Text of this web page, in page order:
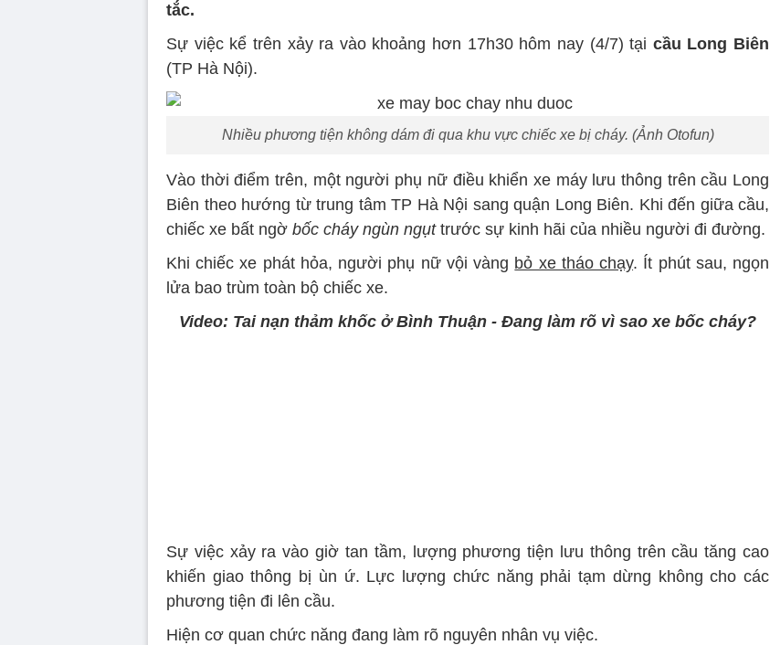
tắc.
Sự việc kể trên xảy ra vào khoảng hơn 17h30 hôm nay (4/7) tại cầu Long Biên
(TP Hà Nội).
Nhiều phương tiện không dám đi qua khu vực chiếc xe bị cháy. (Ảnh Otofun)
Vào thời điểm trên, một người phụ nữ điều khiển xe máy lưu thông trên cầu Long
Biên theo hướng từ trung tâm TP Hà Nội sang quận Long Biên. Khi đến giữa cầu,
chiếc xe bất ngờ bốc cháy ngùn ngụttrước sự kinh hãi của nhiều người đi đường.
Khi chiếc xe phát hỏa, người phụ nữ vội vàng bỏ xe tháo chạy. Ít phút sau, ngọn
lửa bao trùm toàn bộ chiếc xe.
Video: Tai nạn thảm khốc ở Bình Thuận - Đang làm rõ vì sao xe bốc cháy?
Sự việc xảy ra vào giờ tan tầm, lượng phương tiện lưu thông trên cầu tăng cao
khiến giao thông bị ùn ứ. Lực lượng chức năng phải tạm dừng không cho các
phương tiện đi lên cầu.
Hiện cơ quan chức năng đang làm rõ nguyên nhân vụ việc.